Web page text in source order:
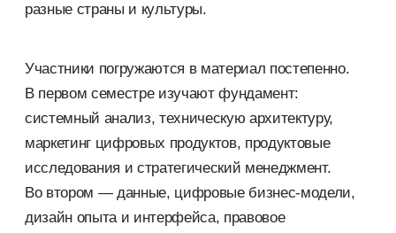
разные страны и культуры.
Участники погружаются в материал постепенно.
В первом семестре изучают фундамент:
системный анализ, техническую архитектуру,
маркетинг цифровых продуктов, продуктовые
исследования и стратегический менеджмент.
Во втором — данные, цифровые бизнес-модели,
дизайн опыта и интерфейса, правовое